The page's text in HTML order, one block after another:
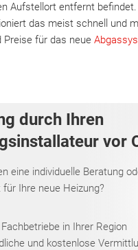
Aufstellort entfernt
das meist schnell und
Preise für das neue
durch Ihren
vor
eine individuelle Beratung
für Ihre neue Heizung?
in Ihrer Region
und kostenlose